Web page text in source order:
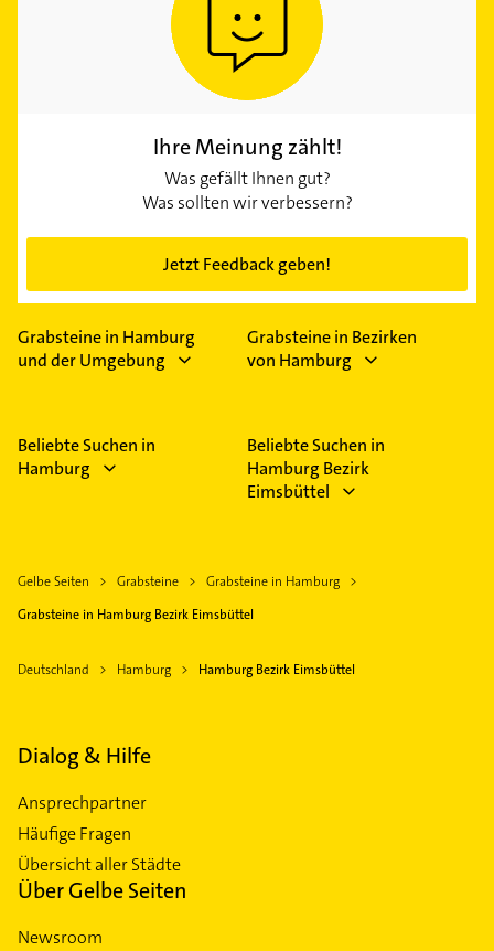
Ihre Meinung zählt!
Was gefällt Ihnen gut?
Was sollten wir verbessern?
Jetzt Feedback geben!
Grabsteine in Hamburg
und der Umgebung
Grabsteine in Bezirken
von Hamburg
Beliebte Suchen in
Hamburg
Beliebte Suchen in
Hamburg Bezirk
Eimsbüttel
Gelbe Seiten Grabsteine
Grabsteine in Hamburg
Grabsteine in Hamburg Bezirk Eimsbüttel
Deutschland Hamburg Hamburg Bezirk Eimsbüttel
Dialog & Hilfe
Ansprechpartner
Häufige Fragen
Übersicht aller Städte
Über Gelbe Seiten
Newsroom